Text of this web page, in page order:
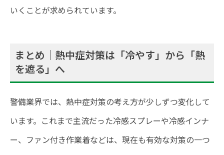
いくことが求められています。
まとめ｜熱中症対策は「冷やす」から「熱
を遮る」へ
警備業界では、熱中症対策の考え方が少しずつ変化して
います。これまで主流だった冷感スプレーや冷感インナ
ー、ファン付き作業着などは、現在も有効な対策の一つ